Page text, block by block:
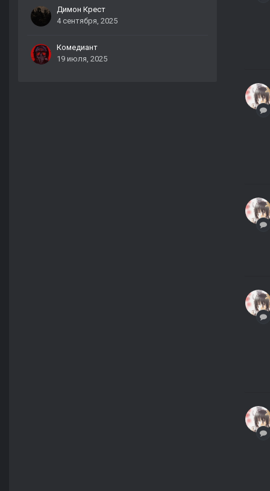
Димон Крест
4 сентября, 2025
Комедиант
19 июля, 2025